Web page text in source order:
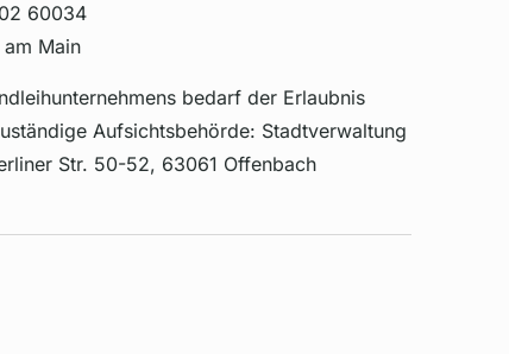
60034
Main
bedarf der Erlaubnis
Aufsichtsbehörde: Stadtverwaltung
Str. 50-52, 63061 Offenbach